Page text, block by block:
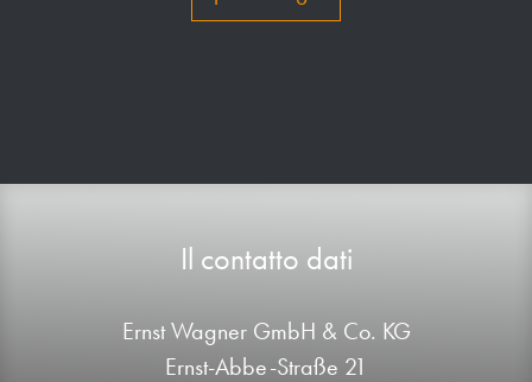
Il contatto dati
Ernst Wagner GmbH & Co. KG
Ernst-Abbe-Straße 21